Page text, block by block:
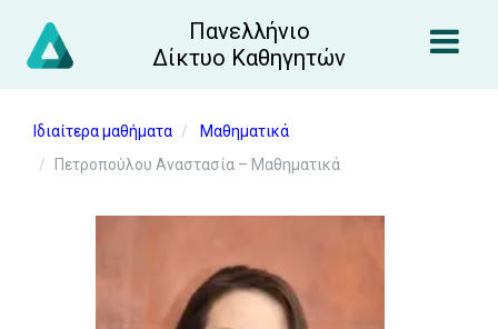
Πανελλήνιο
Δίκτυο Καθηγητών
Ιδιαίτερα μαθήματα
Μαθηματικά
Πετροπούλου Αναστασία – Μαθηματικά